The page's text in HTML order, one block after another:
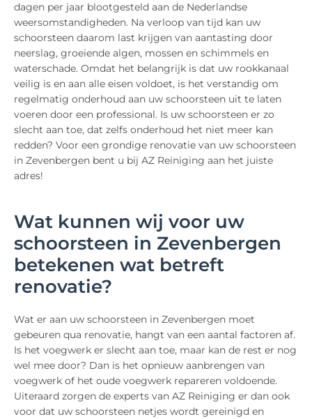
dagen per jaar blootgesteld aan de Nederlandse
weersomstandigheden. Na verloop van tijd kan uw
schoorsteen daarom last krijgen van aantasting door
neerslag, groeiende algen, mossen en schimmels en
waterschade. Omdat het belangrijk is dat uw rookkanaal
veilig is en aan alle eisen voldoet, is het verstandig om
regelmatig onderhoud aan uw schoorsteen uit te laten
voeren door een professional. Is uw schoorsteen er zo
slecht aan toe, dat zelfs onderhoud het niet meer kan
redden? Voor een grondige renovatie van uw schoorsteen
in Zevenbergen bent u bij AZ Reiniging aan het juiste
adres!
Wat kunnen wij voor uw
schoorsteen in Zevenbergen
betekenen wat betreft
renovatie?
Wat er aan uw schoorsteen in Zevenbergen moet
gebeuren qua renovatie, hangt van een aantal factoren af.
Is het voegwerk er slecht aan toe, maar kan de rest er nog
wel mee door? Dan is het opnieuw aanbrengen van
voegwerk of het oude voegwerk repareren voldoende.
Uiteraard zorgen de experts van AZ Reiniging er dan ook
voor dat uw schoorsteen netjes wordt gereinigd en